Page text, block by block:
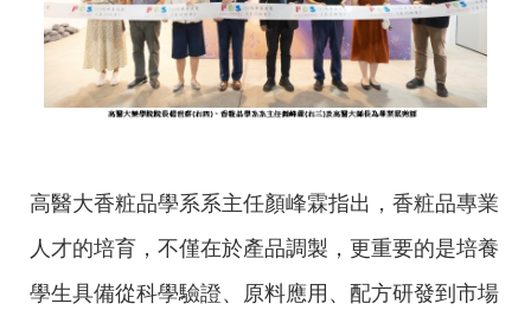
高醫大香粧品學系系主任顏峰霖指出，香粧品專業
人才的培育，不僅在於產品調製，更重要的是培養
學生具備從科學驗證、原料應用、配方研發到市場